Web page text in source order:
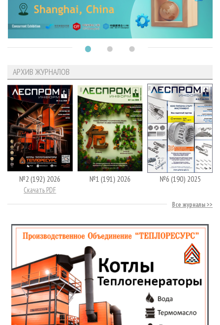
АРХИВ ЖУРНАЛОВ
№2 (192) 2026
Скачать PDF
№1 (191) 2026 №6 (190) 2025
Все журналы